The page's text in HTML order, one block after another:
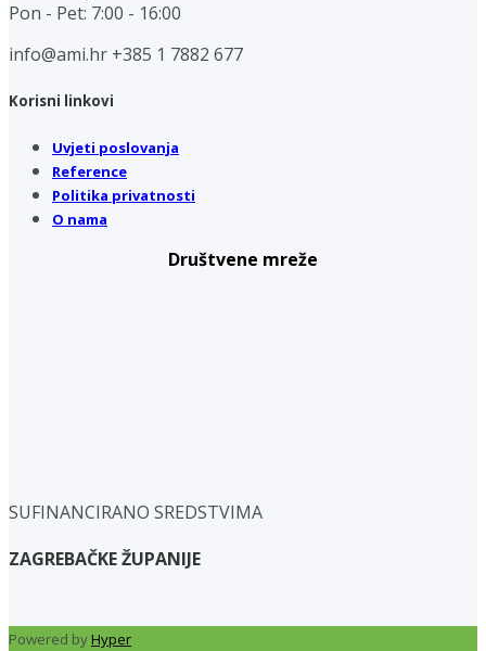
Pon - Pet: 7:00 - 16:00
info@ami.hr +385 1 7882 677
Korisni linkovi
Uvjeti poslovanja
Reference
Politika privatnosti
O nama
Društvene mreže
SUFINANCIRANO SREDSTVIMA
ZAGREBAČKE ŽUPANIJE
Powered byHyper